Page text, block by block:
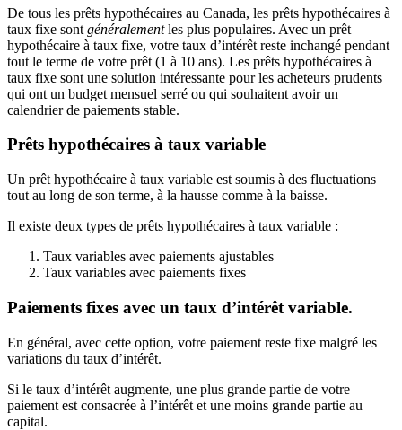
De tous les prêts hypothécaires au Canada, les prêts hypothécaires à
taux fixe sont généralementles plus populaires. Avec un prêt
hypothécaire à taux fixe, votre taux d’intérêt reste inchangé pendant
tout le terme de votre prêt (1 à 10 ans). Les prêts hypothécaires à
taux fixe sont une solution intéressante pour les acheteurs prudents
qui ont un budget mensuel serré ou qui souhaitent avoir un
calendrier de paiements stable.
Prêts hypothécaires à taux variable
Un prêt hypothécaire à taux variable est soumis à des fluctuations
tout au long de son terme, à la hausse comme à la baisse.
Il existe deux types de prêts hypothécaires à taux variable :
Taux variables avec paiements ajustables
Taux variables avec paiements fixes
Paiements fixes avec un taux d’intérêt variable.
En général, avec cette option, votre paiement reste fixe malgré les
variations du taux d’intérêt.
Si le taux d’intérêt augmente, une plus grande partie de votre
paiement est consacrée à l’intérêt et une moins grande partie au
capital.